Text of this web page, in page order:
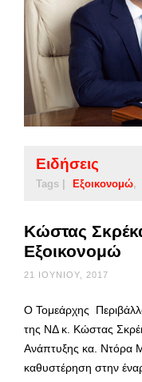
Ειδήσεις
Tags | Εξοικονομώ
Κώστας
Εξοικονομώ
21 ΙΟΥΝΊΟΥ, 2017
Ο Τομεάρχης
της ΝΔ κ. Κώστας
Ανάπτυξης κα. Ντόρα
καθυστέρηση στην